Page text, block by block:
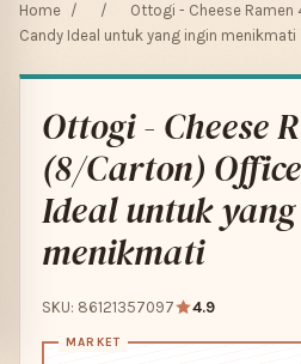
Home / /
Ottogi - Cheese
Candy Ideal untuk yang ingin menikmati
Ottogi - Cheese
(8/Carton)
Ideal untuk
menikmati
SKU: 86121357097 4.9